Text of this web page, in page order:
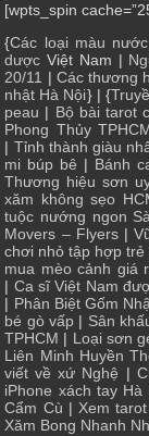
[wpts_spin
{Các loại màu
dược Việt Nam |
20/11 | Các thương
nhật Hà Nội} | {
peau | Bộ bài tarot
Phong Thủy
| Tỉnh thành giàu
mi búp bê | Bánh
Thương hiệu sơn
xăm không sẹo
tuộc nướng ngon
Movers – Flyers|
chơi nhỏ tập hợp trẻ
mua mèo cảnh giá
| Ca sĩ Việt Nam
| Phân Biệt Gốm
bé gò vấp | Sân
TPHCM | Loại sơn
Liên Minh Huyền
viết về xứ Nghệ |
iPhone xách tay Hà
Cẩm Cù | Xem
Xăm Bong Nhanh